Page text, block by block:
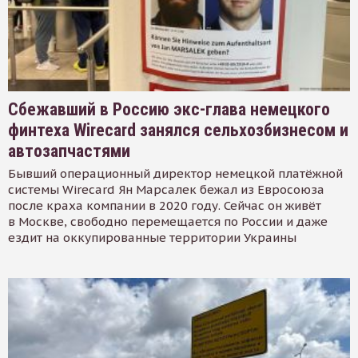
Сбежавший в Россию экс-глава немецкого
финтеха Wirecard занялся сельхозбизнесом и
автозапчастями
Бывший операционный директор немецкой платёжной
системы Wirecard Ян Марсалек бежал из Евросоюза
после краха компании в 2020 году. Сейчас он живёт
в Москве, свободно перемещается по России и даже
ездит на оккупированные территории Украины